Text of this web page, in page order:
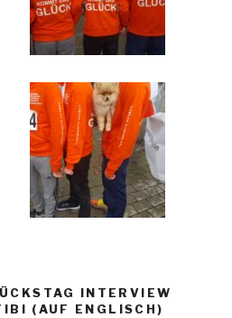
INTERVIEW
(AUF ENGLISCH)